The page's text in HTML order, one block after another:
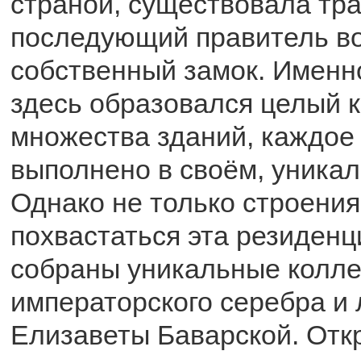
последующий правитель
собственный замок.
здесь образовался целый
множества зданий, каждое
выполнено в своём,
Однако не только
похвастаться эта
собраны уникальные
императорского серебра
Елизаветы Баварской.